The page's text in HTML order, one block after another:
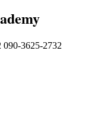
3625-2732